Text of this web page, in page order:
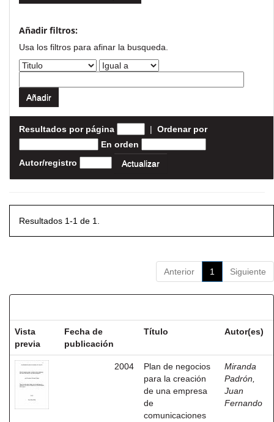
Añadir filtros:
Usa los filtros para afinar la busqueda.
Resultados por página | Ordenar por
En orden
Autor/registro
Resultados 1-1 de 1.
Anterior 1 Siguiente
Vista
previa
Fecha de
publicación
Título Autor(es)
2004
Plan de negocios
para la creación
de una empresa
de
comunicaciones
Miranda
Padrón,
Juan
Fernando